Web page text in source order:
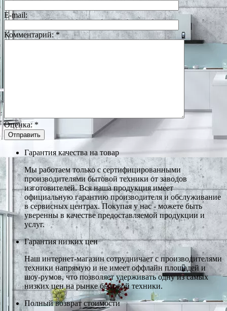
E-mail:
Комментарий:*
Оценка:*
Гарантия качества на товар
Мы работаем только с сертифицированными
производителями бытовой техники от заводов
изготовителей. Вся наша продукция имеет
официальную гарантию производителя и обслуживание
в сервисных центрах. Покупая у нас - можете быть
уверенны в качестве предоставляемой продукции и
услуг.
Гарантия низких цен
Наш интернет-магазин сотрудничает с производителями
техники напрямую и не имеет оффлайн площадей и
шоу-румов, что позволяет удерживать одну из самых
низких цен на рынке бытовой техники.
Полный возврат стоимости